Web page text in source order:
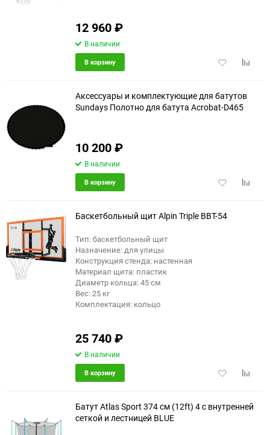
12 960₽
В наличии
Добавить
В корзину
Аксессуары и комплектующие для батутов
Sundays Полотно для батута Acrobat-D465
10 200₽
В наличии
Добавить
В корзину
Баскетбольный щит Alpin Triple BBT-54
Тип: баскетбольный щит
Назначение: для улицы
Конструкция стенда: настенная
Материал щита: пластик
Диаметр кольца: 45 см
Вес: 25 кг
Комплектация: кольцо
25 740₽
В наличии
Добавить
В корзину
Батут Atlas Sport 374 см (12ft) 4 с внутренней
сеткой и лестницей BLUE